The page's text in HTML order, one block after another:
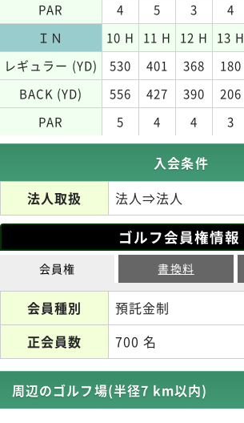
PAR
4 5 3 4
ＩＮ
10 H 11 H 12 H 13 H
レギュラー (YD)
530 401 368 180
BACK (YD)
556 427 390 206
PAR
5 4 4 3
入会条件
法人取扱
法人⇒法人
ゴルフ会員権情報
会員権 書換料
会員種別
預託金制
正会員数
700 名
周辺のゴルフ場(半径7 km以内)